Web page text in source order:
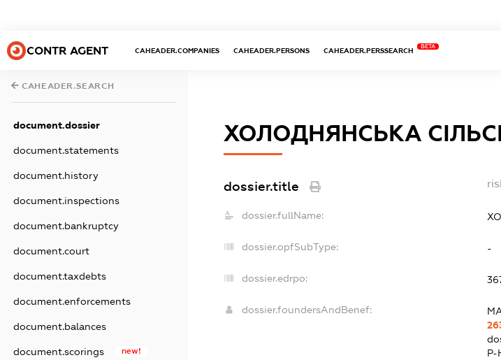
CONTR AGENT CAHEADER.COMPANIES CAHEADER.PERSONS CAHEADER.PERSSEARCH
BETA
CAHEADER.SEARCH
document.dossier
document.statements
document.history
document.inspections
document.bankruptcy
document.court
document.taxdebts
document.enforcements
document.balances
document.scorings new!
ХОЛОДНЯНСЬКА
dossier.title
dossier.fullName:
dossier.opfSubType: -
dossier.edrpo:
dossier.foundersAndBenef:
Р-